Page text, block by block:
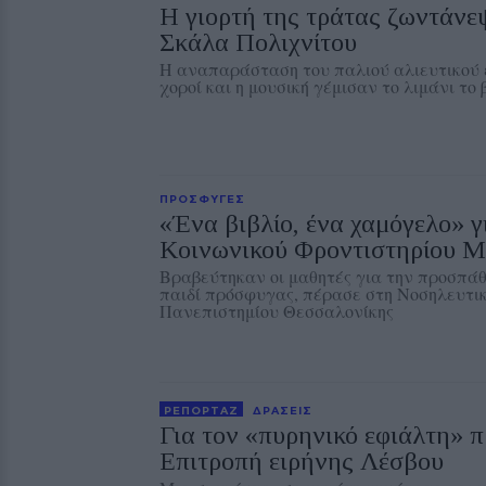
Η γιορτή της τράτας
Σκάλα Πολιχνίτου
Η αναπαράσταση του παλιού αλιευτικού
χοροί και η μουσική γέμισαν το λιμάνι
ΠΡΟΣΦΥΓΕΣ
«Ένα βιβλίο, ένα χαμόγελο»
Κοινωνικού Φροντιστηρίου
Βραβεύτηκαν οι μαθητές για την
παιδί πρόσφυγας, πέρασε στη
Πανεπιστημίου Θεσσαλονίκης
ΡΕΠΟΡΤΑΖ ΔΡΑΣΕΙΣ
Για τον «πυρηνικό εφιάλτη»
Επιτροπή ειρήνης Λέσβου